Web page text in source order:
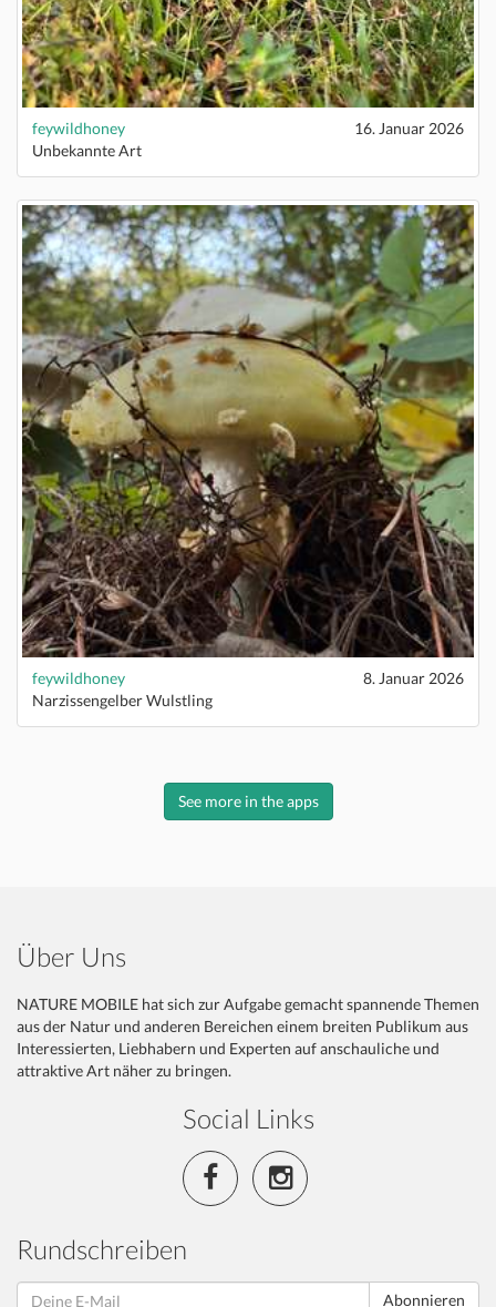
feywildhoney
16. Januar 2026
Unbekannte Art
feywildhoney
8. Januar 2026
Narzissengelber Wulstling
See more in the apps
Über Uns
NATURE MOBILE hat sich zur Aufgabe gemacht spannende Themen
aus der Natur und anderen Bereichen einem breiten Publikum aus
Interessierten, Liebhabern und Experten auf anschauliche und
attraktive Art näher zu bringen.
Social Links
Rundschreiben
Abonnieren